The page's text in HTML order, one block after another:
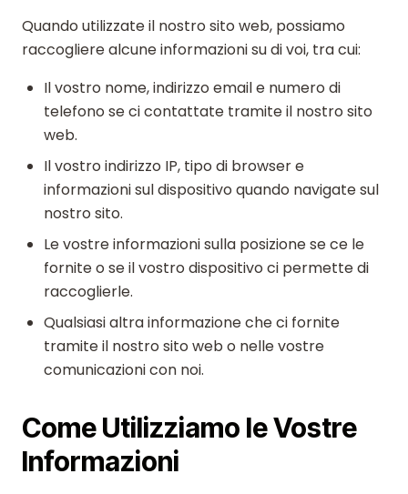
Quando utilizzate il nostro sito web, possiamo
raccogliere alcune informazioni su di voi, tra cui:
Il vostro nome, indirizzo email e numero di
telefono se ci contattate tramite il nostro sito
web.
Il vostro indirizzo IP, tipo di browser e
informazioni sul dispositivo quando navigate sul
nostro sito.
Le vostre informazioni sulla posizione se ce le
fornite o se il vostro dispositivo ci permette di
raccoglierle.
Qualsiasi altra informazione che ci fornite
tramite il nostro sito web o nelle vostre
comunicazioni con noi.
Come Utilizziamo le Vostre
Informazioni